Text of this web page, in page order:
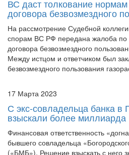
На рассмотрение Судебной
спорам ВС РФ передана жалоба по
договора безвозмездного
Между истцом и ответчиком был
безвозмездного пользования
17 Марта 2023
взыскали более миллиарда
Финансовая ответственность
бывшего совладельца
(«БМБ»). Решение взыскать с него
принял Мытищинской горсуд
госкорпорации АСВ (дело №2...